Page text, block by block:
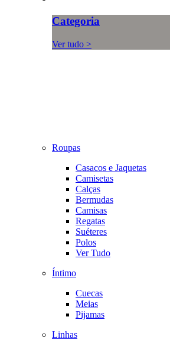
Categoria
Ver tudo >
Roupas
Casacos e Jaquetas
Camisetas
Calças
Bermudas
Camisas
Regatas
Suéteres
Polos
Ver Tudo
Íntimo
Cuecas
Meias
Pijamas
Linhas